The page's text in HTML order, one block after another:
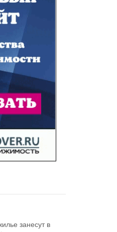
занесут в